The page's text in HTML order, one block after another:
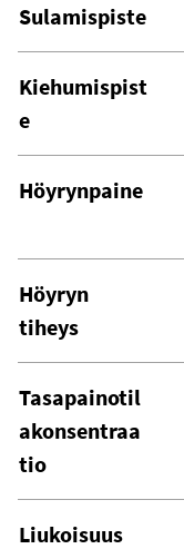
Sulamispiste
Kiehumispist
e
Höyrynpaine
Höyryn
tiheys
Tasapainotil
akonsentraa
tio
Liukoisuus